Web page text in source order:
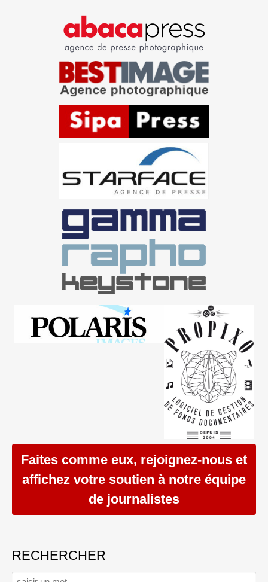
Faites comme eux, rejoignez-nous et
affichez votre soutien à notre équipe
de journalistes
RECHERCHER
Rechercher :